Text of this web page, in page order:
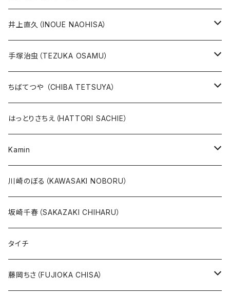
井上直久（INOUE NAOHISA）
人気作品TOP10
版画
10万未満
20万未満
本、カレンダー
イバラード新作版画2026
手塚治虫（TEZUKA OSAMU）
版画
鉄腕アトム
ジャングル大帝
その他
人気作品TOP10
ちばてつや （CHIBA TETSUYA）
版画
あしたのジョー
その他
人気作品TOP5
はっとりさちえ（HATTORI SACHIE）
Kamin
版画
川崎のぼる（KAWASAKI NOBORU）
坂崎千春（SAKAZAKI CHIHARU）
タイチ
藤岡ちさ（FUJIOKA CHISA）